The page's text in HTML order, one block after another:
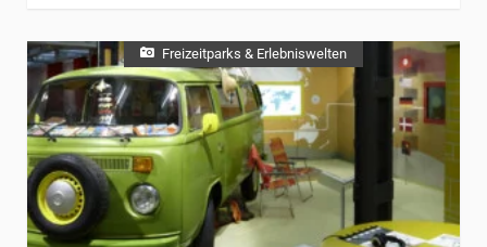
Freizeitparks & Erlebniswelten